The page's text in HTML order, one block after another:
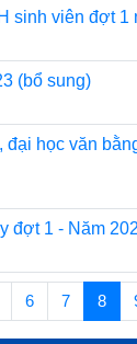
sinh viên đợt 1
(bổ sung)
học văn
đợt 1 - Năm
6 7 8